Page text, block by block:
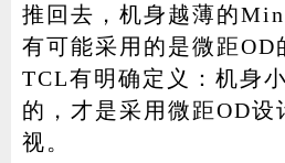
推回去，机身越薄的
有可能采用的是微距OD
TCL有明确定义：机身
的，才是采用微距OD
视。